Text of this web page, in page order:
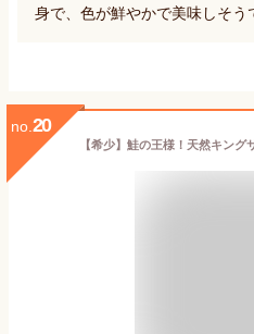
身で、色が鮮やかで美味しそう
no. 20